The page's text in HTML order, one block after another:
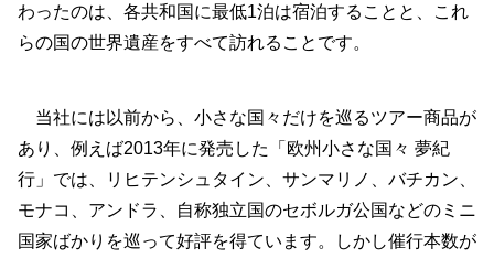
わったのは、各共和国に最低1泊は宿泊することと、これ
らの国の世界遺産をすべて訪れることです。
当社には以前から、小さな国々だけを巡るツアー商品が
あり、例えば2013年に発売した「欧州小さな国々 夢紀
行」では、リヒテンシュタイン、サンマリノ、バチカン、
モナコ、アンドラ、自称独立国のセボルガ公国などのミニ
国家ばかりを巡って好評を得ています。しかし催行本数が